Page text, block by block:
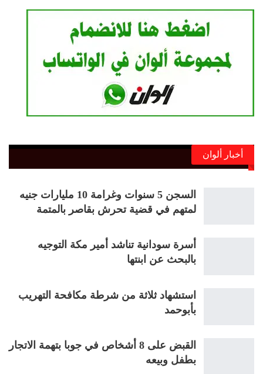
أخبار ألوان
السجن 5 سنوات وغرامة 10 مليارات جنيه
لمتهم في قضية تحرش بقاصر بالمتمة
أسرة سودانية تناشد أمير مكة التوجيه
بالبحث عن ابنتها
استشهاد ثلاثة من شرطة مكافحة التهريب
بأبوحمد
القبض على 8 أشخاص في جوبا بتهمة الاتجار
بطفل وبيعه